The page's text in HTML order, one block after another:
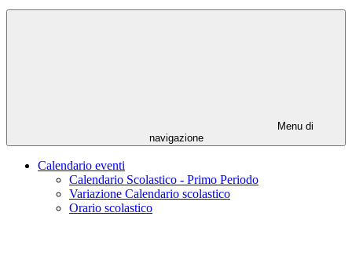
Menu di
navigazione
Calendario eventi
Calendario Scolastico - Primo Periodo
Variazione Calendario scolastico
Orario scolastico